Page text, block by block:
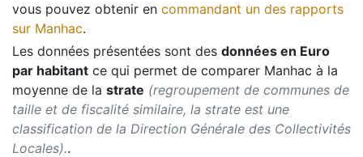
vous pouvez obtenir en commandant un des rapports
sur Manhac.
Les données présentées sont des données en Euro
par habitant ce qui permet de comparer Manhac à la
moyenne de la strate (regroupement de communes de
taille et de fiscalité similaire, la strate est une
classification de la Direction Générale des Collectivités
Locales)..